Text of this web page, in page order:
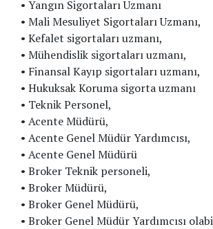
• Yangın Sigortaları Uzmanı
• Mali Mesuliyet Sigortaları Uzmanı,
• Kefalet sigortaları uzmanı,
• Mühendislik sigortaları uzmanı,
• Finansal Kayıp sigortaları uzmanı,
• Hukuksak Koruma sigorta uzmanı
• Teknik Personel,
• Acente Müdürü,
• Acente Genel Müdür Yardımcısı,
• Acente Genel Müdürü
• Broker Teknik personeli,
• Broker Müdürü,
• Broker Genel Müdürü,
• Broker Genel Müdür Yardımcısı